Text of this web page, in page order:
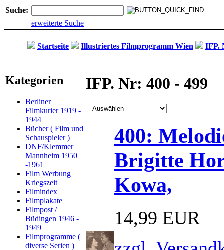
Suche:
erweiterte Suche
Startseite Illustriertes Filmprogramm Wien IFP.
Kategorien
Berliner
Filmkurier 1919 -
1944
Bücher ( Film und
Schauspieler )
DNF/Klemmer
Mannheim 1950
-1961
Film Werbung
Kriegszeit
Filmindex
Filmplakate
Filmpost /
Büdingen 1946 -
1949
Filmprogramme (
diverse Serien )
IFP. Nr: 400 - 499
400:
Brigitte
Kowa,
14,99 EUR